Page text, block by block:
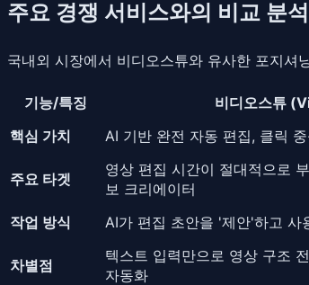
주요 경쟁 서비스와의 비교 분석
국내외 시장에서 비디오스튜와 유사한 포지
기능/특징 비디오스튜
핵심 가치
AI 기반 완전 자동 편집, 클릭 중
주요 타겟
영상 편집 시간이 절대적으로
보 크리에이터
작업 방식 AI가 편집 초안을 '제안'하고 사
차별점
텍스트 입력만으로 영상 구조
자동화